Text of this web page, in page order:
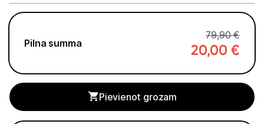
Droni un piederumi
GPS
Elektrostacijas un saules paneļi
Pilna summa
79,90 €
20,00 €
Pievienot grozam